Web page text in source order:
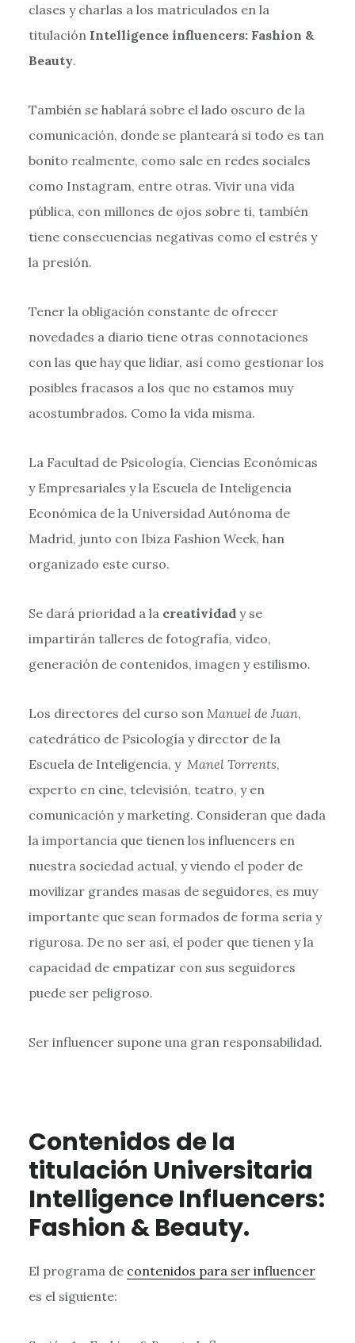
clases y charlas a los matriculados en la
titulación Intelligence influencers: Fashion &
Beauty.
También se hablará sobre el lado oscuro de la
comunicación, donde se planteará si todo es tan
bonito realmente, como sale en redes sociales
como Instagram, entre otras. Vivir una vida
pública, con millones de ojos sobre ti, también
tiene consecuencias negativas como el estrés y
la presión.
Tener la obligación constante de ofrecer
novedades a diario tiene otras connotaciones
con las que hay que lidiar, así como gestionar los
posibles fracasos a los que no estamos muy
acostumbrados. Como la vida misma.
La Facultad de Psicología, Ciencias Económicas
y Empresariales y la Escuela de Inteligencia
Económica de la Universidad Autónoma de
Madrid, junto con Ibiza Fashion Week, han
organizado este curso.
Se dará prioridad a la creatividad y se
impartirán talleres de fotografía, video,
generación de contenidos, imagen y estilismo.
Los directores del curso son Manuel de Juan,
catedrático de Psicología y director de la
Escuela de Inteligencia, y Manel Torrents,
experto en cine, televisión, teatro, y en
comunicación y marketing. Consideran que dada
la importancia que tienen los influencers en
nuestra sociedad actual, y viendo el poder de
movilizar grandes masas de seguidores, es muy
importante que sean formados de forma seria y
rigurosa. De no ser así, el poder que tienen y la
capacidad de empatizar con sus seguidores
puede ser peligroso.
Ser influencer supone una gran responsabilidad.
Contenidos de la
titulación Universitaria
Intelligence Influencers:
Fashion & Beauty.
El programa de contenidos para ser influencer
es el siguiente: